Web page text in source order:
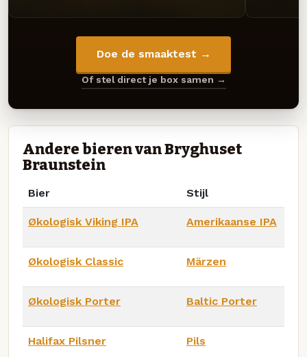
Doe de smaaktest →
Of stel direct je box samen →
Andere bieren van Bryghuset
Braunstein
Bier Stijl
Økologisk Viking IPA Amerikaanse IPA
Økologisk Classic Märzen
Økologisk Porter Baltic Porter
Halifax Pilsner Pils